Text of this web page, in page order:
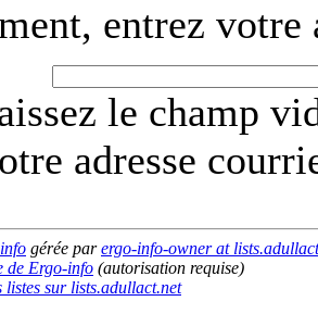
entrez
le champ
adresse
gérée parergo-info-owner at
de Ergo-info (autorisation requise)
listes sur lists.adullact.net